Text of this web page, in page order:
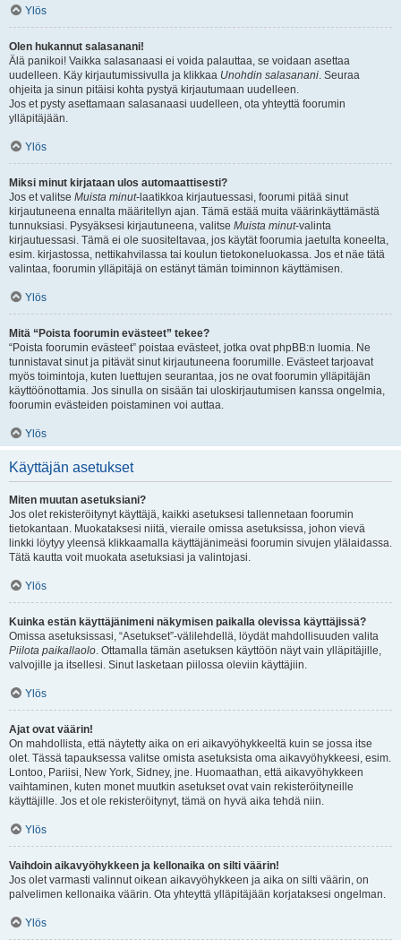
Ylös
Olen hukannut salasanani!
Älä panikoi! Vaikka salasanaasi ei voida palauttaa, se voidaan asettaa
uudelleen. Käy kirjautumissivulla ja klikkaa Unohdin salasanani. Seuraa
ohjeita ja sinun pitäisi kohta pystyä kirjautumaan uudelleen.
Jos et pysty asettamaan salasanaasi uudelleen, ota yhteyttä foorumin
ylläpitäjään.
Ylös
Miksi minut kirjataan ulos automaattisesti?
Jos et valitse Muista minut-laatikkoa kirjautuessasi, foorumi pitää sinut
kirjautuneena ennalta määritellyn ajan. Tämä estää muita väärinkäyttämästä
tunnuksiasi. Pysyäksesi kirjautuneena, valitse Muista minut-valinta
kirjautuessasi. Tämä ei ole suositeltavaa, jos käytät foorumia jaetulta koneelta,
esim. kirjastossa, nettikahvilassa tai koulun tietokoneluokassa. Jos et näe tätä
valintaa, foorumin ylläpitäjä on estänyt tämän toiminnon käyttämisen.
Ylös
Mitä “Poista foorumin evästeet” tekee?
“Poista foorumin evästeet” poistaa evästeet, jotka ovat phpBB:n luomia. Ne
tunnistavat sinut ja pitävät sinut kirjautuneena foorumille. Evästeet tarjoavat
myös toimintoja, kuten luettujen seurantaa, jos ne ovat foorumin ylläpitäjän
käyttöönottamia. Jos sinulla on sisään tai uloskirjautumisen kanssa ongelmia,
foorumin evästeiden poistaminen voi auttaa.
Ylös
Käyttäjän asetukset
Miten muutan asetuksiani?
Jos olet rekisteröitynyt käyttäjä, kaikki asetuksesi tallennetaan foorumin
tietokantaan. Muokataksesi niitä, vieraile omissa asetuksissa, johon vievä
linkki löytyy yleensä klikkaamalla käyttäjänimeäsi foorumin sivujen ylälaidassa.
Tätä kautta voit muokata asetuksiasi ja valintojasi.
Ylös
Kuinka estän käyttäjänimeni näkymisen paikalla olevissa käyttäjissä?
Omissa asetuksissasi, “Asetukset”-välilehdellä, löydät mahdollisuuden valita
Piilota paikallaolo. Ottamalla tämän asetuksen käyttöön näyt vain ylläpitäjille,
valvojille ja itsellesi. Sinut lasketaan piilossa oleviin käyttäjiin.
Ylös
Ajat ovat väärin!
On mahdollista, että näytetty aika on eri aikavyöhykkeeltä kuin se jossa itse
olet. Tässä tapauksessa valitse omista asetuksista oma aikavyöhykkeesi, esim.
Lontoo, Pariisi, New York, Sidney, jne. Huomaathan, että aikavyöhykkeen
vaihtaminen, kuten monet muutkin asetukset ovat vain rekisteröityneille
käyttäjille. Jos et ole rekisteröitynyt, tämä on hyvä aika tehdä niin.
Ylös
Vaihdoin aikavyöhykkeen ja kellonaika on silti väärin!
Jos olet varmasti valinnut oikean aikavyöhykkeen ja aika on silti väärin, on
palvelimen kellonaika väärin. Ota yhteyttä ylläpitäjään korjataksesi ongelman.
Ylös